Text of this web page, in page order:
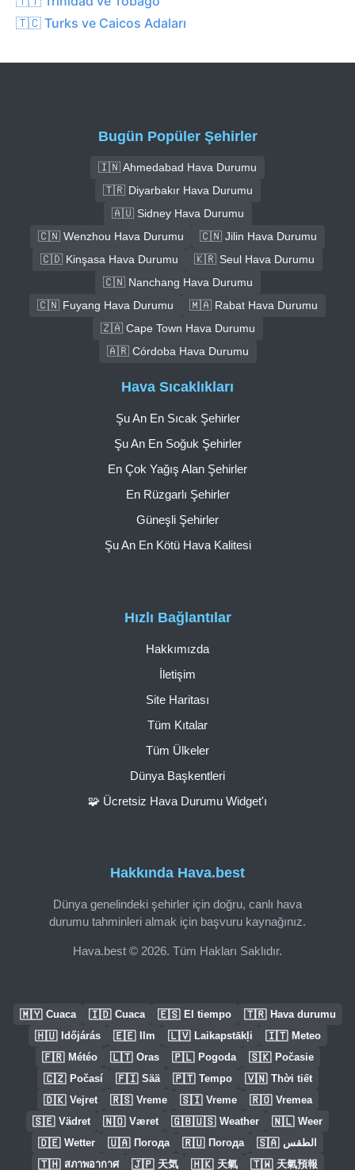
🇹🇨 Turks ve Caicos Adaları
Bugün Popüler Şehirler
🇮🇳 Ahmedabad Hava Durumu
🇹🇷 Diyarbakır Hava Durumu
🇦🇺 Sidney Hava Durumu
🇨🇳 Wenzhou Hava Durumu
🇨🇳 Jilin Hava Durumu
🇨🇩 Kinşasa Hava Durumu
🇰🇷 Seul Hava Durumu
🇨🇳 Nanchang Hava Durumu
🇨🇳 Fuyang Hava Durumu
🇲🇦 Rabat Hava Durumu
🇿🇦 Cape Town Hava Durumu
🇦🇷 Córdoba Hava Durumu
Hakkında Hava.best
Dünya genelindeki şehirler için doğru, canlı hava
durumu tahminleri almak için başvuru kaynağınız.
Hava.best © 2026. Tüm Hakları Saklıdır.
Hızlı Bağlantılar
Hakkımızda
İletişim
Site Haritası
Tüm Kıtalar
Tüm Ülkeler
Dünya Başkentleri
🧩 Ücretsiz Hava Durumu Widget'ı
Hava Sıcaklıkları
Şu An En Sıcak Şehirler
Şu An En Soğuk Şehirler
En Çok Yağış Alan Şehirler
En Rüzgarlı Şehirler
Güneşli Şehirler
Şu An En Kötü Hava Kalitesi
🇲🇾 Cuaca 🇮🇩 Cuaca 🇪🇸 El tiempo 🇹🇷 Hava durumu
🇭🇺 Időjárás 🇪🇪 Ilm 🇱🇻 Laikapstākļi 🇮🇹 Meteo
🇫🇷 Météo 🇱🇹 Oras 🇵🇱 Pogoda 🇸🇰 Počasie
🇨🇿 Počasí 🇫🇮 Sää 🇵🇹 Tempo 🇻🇳 Thời tiết
🇩🇰 Vejret 🇷🇸 Vreme 🇸🇮 Vreme 🇷🇴 Vremea
🇸🇪 Vädret 🇳🇴 Været 🇬🇧🇺🇸 Weather 🇳🇱 Weer
🇩🇪 Wetter 🇺🇦 Погода 🇷🇺 Погода 🇸🇦 الطقس
🇹🇭 สภาพอากาศ 🇯🇵 天気 🇭🇰 天氣 🇹🇼 天氣預報